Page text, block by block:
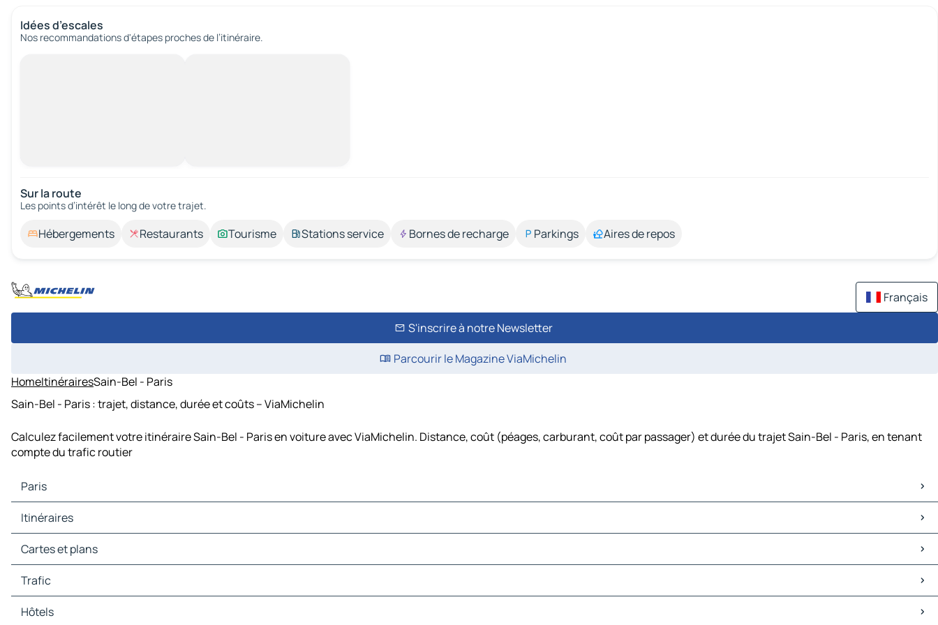
Idées d’escales
Nos recommandations d'étapes proches de l’itinéraire.
Sur la route
Les points d’intérêt le long de votre trajet.
Hébergements Restaurants Tourisme Stations service Bornes de recharge Parkings Aires de repos
Français
S'inscrire à notre Newsletter
Parcourir le Magazine ViaMichelin
HomeItinérairesSain-Bel - Paris
Sain-Bel - Paris : trajet, distance, durée et coûts – ViaMichelin
Calculez facilement votre itinéraire Sain-Bel - Paris en voiture avec ViaMichelin. Distance, coût (péages, carburant, coût par passager) et durée du trajet Sain-Bel - Paris, en tenant
compte du trafic routier
Paris
Paris Cartes et plans
Paris Trafic
Paris Hôtels
Paris Restaurants
Paris Stations-service
Itinéraires
Itinéraires Paris - Orléans
Itinéraires Paris - Rouen
Itinéraires Paris - Lille
Itinéraires Paris - Bobigny
Itinéraires Paris - Créteil
Itinéraires Paris - Nanterre
Cartes et plans
Cartes et plans Orléans
Cartes et plans Rouen
Cartes et plans Lille
Cartes et plans Bobigny
Trafic
Trafic Orléans
Trafic Rouen
Hôtels